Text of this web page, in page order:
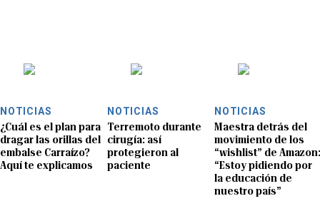
NOTICIAS
¿Cuál es el plan para
dragar las orillas del
embalse Carraízo?
Aquí te explicamos
NOTICIAS
Terremoto durante
cirugía: así
protegieron al
paciente
NOTICIAS
Maestra detrás del
movimiento de los
“wishlist” de Amazon:
“Estoy pidiendo por
la educación de
nuestro país”